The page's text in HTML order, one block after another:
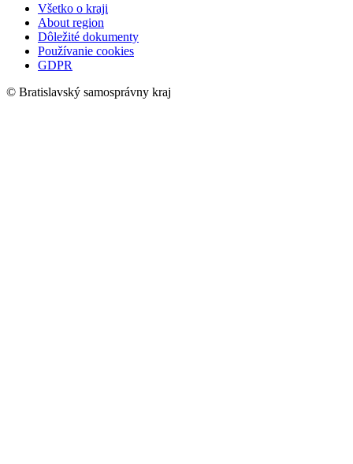
Všetko o kraji
About region
Dôležité dokumenty
Používanie cookies
GDPR
© Bratislavský samosprávny kraj